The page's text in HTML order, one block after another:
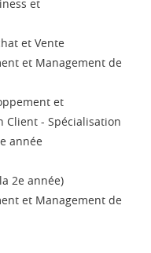
et
et Vente
et Management de
et
Client - Spécialisation
année
2e année)
et Management de